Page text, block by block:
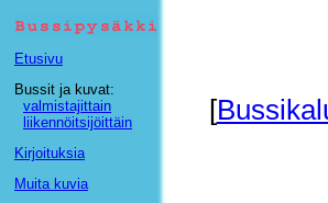
Etusivu
Bussit ja kuvat:
valmistajittain
liikennöitsijöittäin
Kirjoituksia
Muita kuvia
[